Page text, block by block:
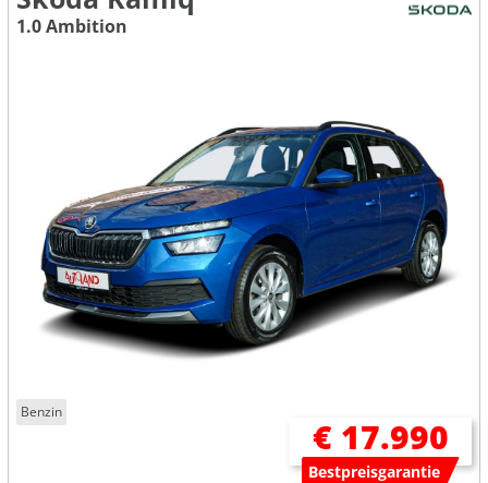
1.0 Ambition
Benzin
€ 17.990
Bestpreisgarantie